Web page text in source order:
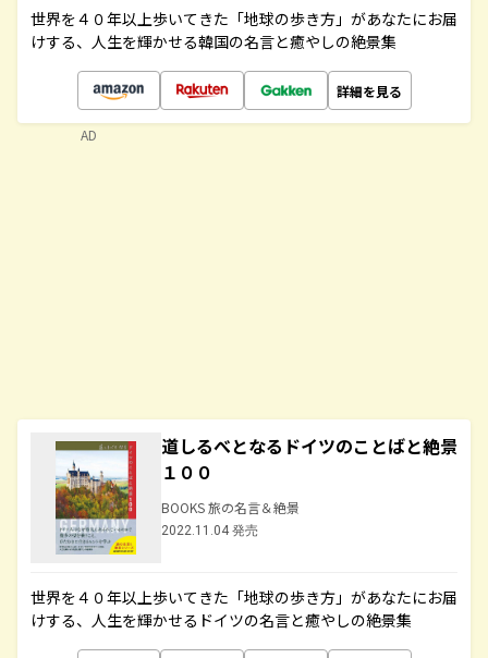
世界を４０年以上歩いてきた「地球の歩き方」があなたにお届
けする、人生を輝かせる韓国の名言と癒やしの絶景集
詳細を見る
道しるべとなるドイツのことばと絶景
１００
BOOKS 旅の名言＆絶景
2022.11.04 発売
世界を４０年以上歩いてきた「地球の歩き方」があなたにお届
けする、人生を輝かせるドイツの名言と癒やしの絶景集
AD